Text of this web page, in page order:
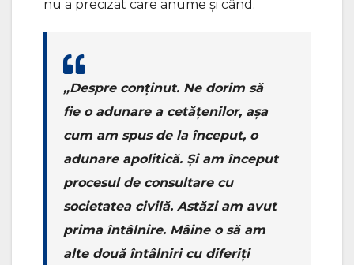
nu a precizat care anume și când.
„Despre conținut. Ne dorim să
fie o adunare a cetățenilor, așa
cum am spus de la început, o
adunare apolitică. Și am început
procesul de consultare cu
societatea civilă. Astăzi am avut
prima întâlnire. Mâine o să am
alte două întâlniri cu diferiți